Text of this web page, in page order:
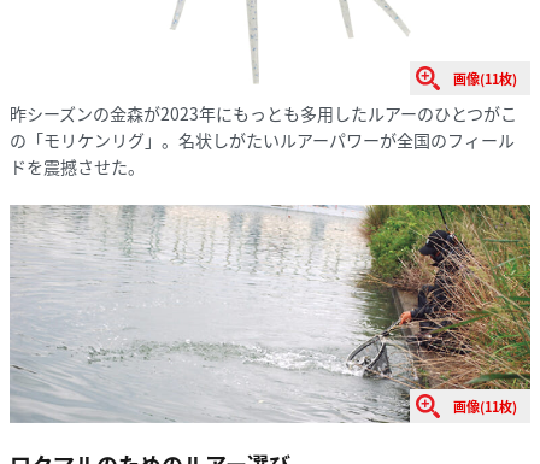
画像(11枚)
昨シーズンの金森が2023年にもっとも多用したルアーのひとつがこ
の「モリケンリグ」。名状しがたいルアーパワーが全国のフィール
ドを震撼させた。
画像(11枚)